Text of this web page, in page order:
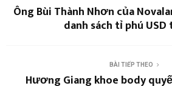
Ông Bùi Thành Nhơn của
danh sách tỉ phú
BÀI TIẾP THEO
Hương Giang khoe body